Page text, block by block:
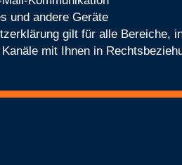
und andere Geräte
gilt für alle Bereiche,
mit Ihnen in